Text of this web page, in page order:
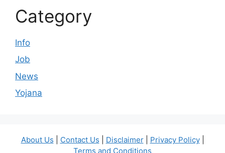
Category
Info
Job
News
Yojana
About Us Contact Us Disclaimer| Privacy Policy|
Terms and Conditions